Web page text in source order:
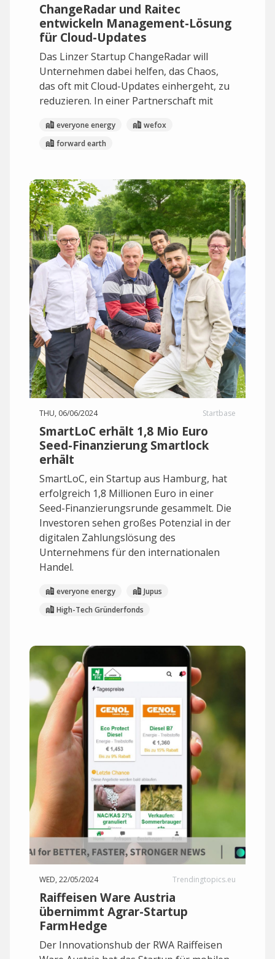
ChangeRadar und Raitec
entwickeln Management-Lösung
für Cloud-Updates
Das Linzer Startup ChangeRadar will
Unternehmen dabei helfen, das Chaos,
das oft mit Cloud-Updates einhergeht, zu
reduzieren. In einer Partnerschaft mit
everyone energy
wefox
forward earth
THU, 06/06/2024 Startbase
SmartLoC erhält 1,8 Mio Euro
Seed-Finanzierung Smartlock
erhält
SmartLoC, ein Startup aus Hamburg, hat
erfolgreich 1,8 Millionen Euro in einer
Seed-Finanzierungsrunde gesammelt. Die
Investoren sehen großes Potenzial in der
digitalen Zahlungslösung des
Unternehmens für den internationalen
Handel.
everyone energy
Jupus
High-Tech Gründerfonds
WED, 22/05/2024 Trendingtopics.eu
Raiffeisen Ware Austria
übernimmt Agrar-Startup
FarmHedge
Der Innovationshub der RWA Raiffeisen